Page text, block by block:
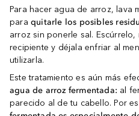
Para hacer agua de arroz, lava
para quitarle los posibles
arroz sin ponerle sal.
recipiente y déjala enfriar al
utilizarla.
Este tratamiento es aún más
agua de arroz fermentada: al
parecido al de tu cabello. Por